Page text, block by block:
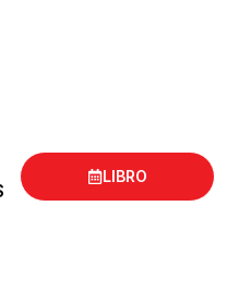
LIBRO